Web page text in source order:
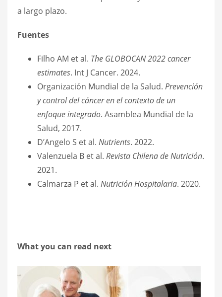
a largo plazo.
Fuentes
Filho AM et al. The GLOBOCAN 2022 cancer
estimates. Int J Cancer. 2024.
Organización Mundial de la Salud. Prevención
y control del cáncer en el contexto de un
enfoque integrado. Asamblea Mundial de la
Salud, 2017.
D’Angelo S et al. Nutrients. 2022.
Valenzuela B et al. Revista Chilena de Nutrición.
2021.
Calmarza P et al. Nutrición Hospitalaria. 2020.
What you can read next